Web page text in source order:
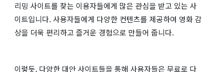
리밍 사이트를 찾는 이용자들에게 많은 관심을 받고 있는 사
이트입니다. 사용자들에게 다양한 컨텐츠를 제공하여 영화 감
상을 더욱 편리하고 즐거운 경험으로 만들어 줍니다.
이렇듯, 다양한 대안 사이트들을 통해 사용자들은 무료로 다